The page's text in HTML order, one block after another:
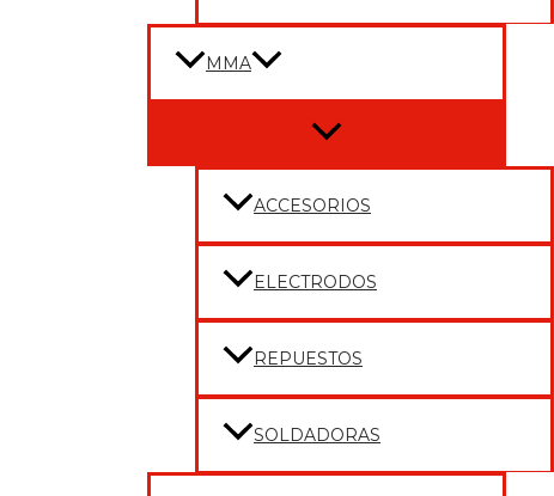
MMA
Menu
ACCESORIOS
ELECTRODOS
REPUESTOS
SOLDADORAS